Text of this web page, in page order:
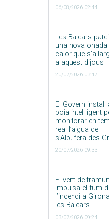
06/08/2026 02:44
Les Balears
una nova onada
calor que
a aquest dijous
20/07/2026 03:47
El Govern
boia intel·ligent
monitorar en
real l’aigua de
s’Albufera des
20/07/2026 09:33
El vent de
impulsa el fum
l’incendi a
les Balears
03/07/2026 09:24